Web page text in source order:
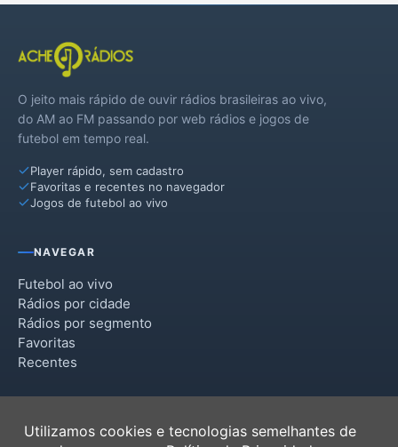
O jeito mais rápido de ouvir rádios brasileiras ao vivo,
do AM ao FM passando por web rádios e jogos de
futebol em tempo real.
Player rápido, sem cadastro
Favoritas e recentes no navegador
Jogos de futebol ao vivo
NAVEGAR
Futebol ao vivo
Rádios por cidade
Rádios por segmento
Favoritas
Recentes
Utilizamos cookies e tecnologias semelhantes de